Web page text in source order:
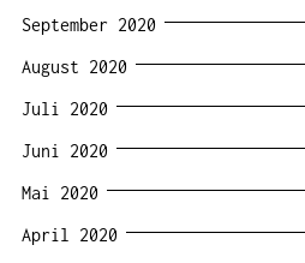
September 2020
August 2020
Juli 2020
Juni 2020
Mai 2020
April 2020